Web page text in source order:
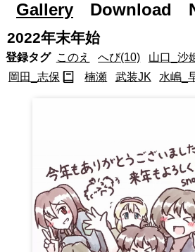
Road to Day After
Gallery Download
2022年末年始
登録タグ このえ へび(10) 山口_沙
岡田_志保
楠瀬 武装JK 水嶋_